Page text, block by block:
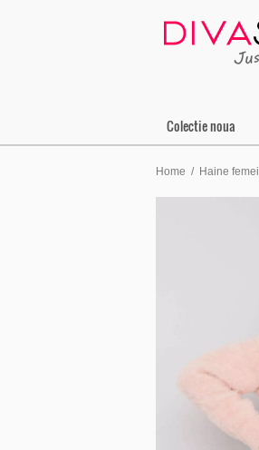
Colectie noua
Home / Haine femei